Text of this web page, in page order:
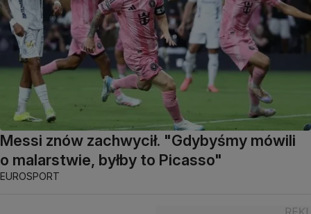
Messi znów zachwycił. "Gdybyśmy mówili
o malarstwie, byłby to Picasso"
EUROSPORT